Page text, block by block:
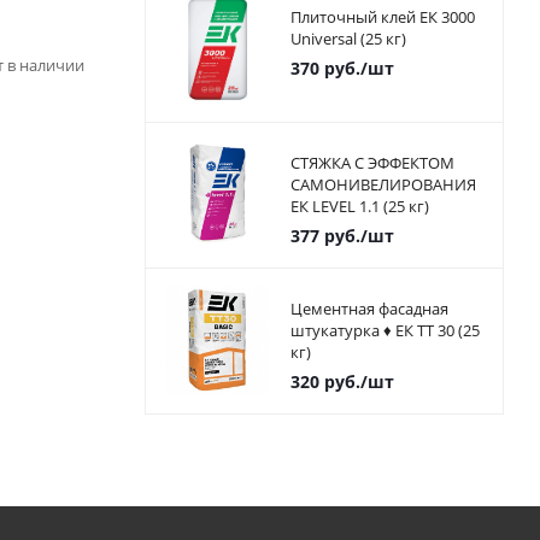
в наличии
Плиточный клей ЕК 3000
Universal (25 кг)
370руб./шт
СТЯЖКА С ЭФФЕКТОМ
САМОНИВЕЛИРОВАНИЯ
ЕК LEVEL 1.1 (25 кг)
377руб./шт
Цементная фасадная
штукатурка ♦ ЕК ТТ 30 (25
кг)
320руб./шт